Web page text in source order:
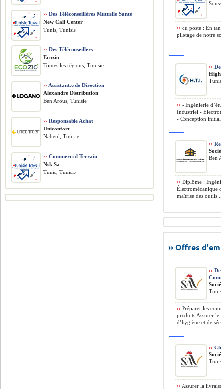
›› du poste : En
pilotage de notre
››
›› - Ingénierie
Industriel -
- Conception
››
Ben
›› Diplôme :
Électromécanique
maîtrise des outils
›› Offres
››
›› Préparer les
produits Assurer le
d’hygiène et de
››
›› Assurer la
›› Des Téléconseillères Mutuelle Santé
New Call Center
Tunis, Tunisie
›› Des Téléconseillers
Ecozio
Toutes les régions, Tunisie
›› Assistant.e de Direction
Alexandre Distribution
Ben Arous, Tunisie
›› Responsable Achat
Uniconfort
Nabeul, Tunisie
›› Commercial Terrain
Nsk Sa
Tunis, Tunisie